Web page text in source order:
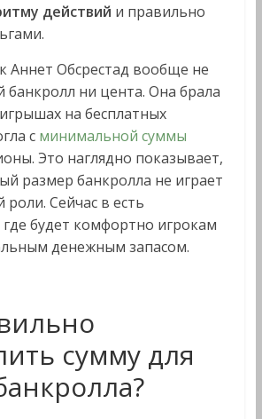
действий и правильно
Аннет Обсрестад вообще не
банкролл ни цента. Она брала
на бесплатных
с минимальной суммы
Это наглядно показывает,
размер банкролла не играет
Сейчас в есть
будет комфортно игрокам
денежным запасом.
сумму для